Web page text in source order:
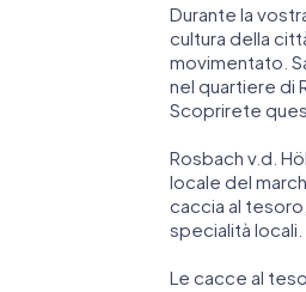
Durante la
cultura della
movimentato.
nel quartiere di
Scoprirete
Rosbach v.d.
locale del
caccia al
specialità locali.
Le cacce al